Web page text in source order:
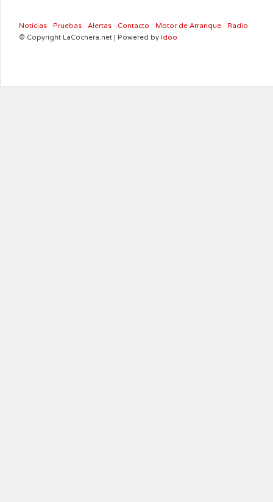
Noticias Pruebas Alertas Contacto Motor de Arranque
Radio
© Copyright LaCochera.net | Powered by Idoo